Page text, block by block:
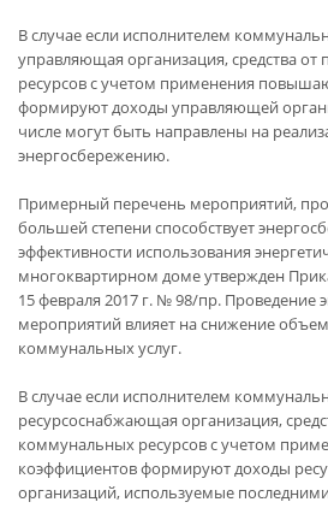
В случае если исполнителем
управляющая организация, средства
ресурсов с учетом применения
формируют доходы управляющей
числе могут быть направлены на
энергосбережению.
Примерный перечень мероприятий,
большей степени способствует
эффективности использования
многоквартирном доме утвержден
15 февраля 2017 г. № 98/пр. Проведение
мероприятий влияет на снижение
коммунальных услуг.
В случае если исполнителем
ресурсоснабжающая организация,
коммунальных ресурсов с учетом
коэффициентов формируют доходы
организаций, используемые